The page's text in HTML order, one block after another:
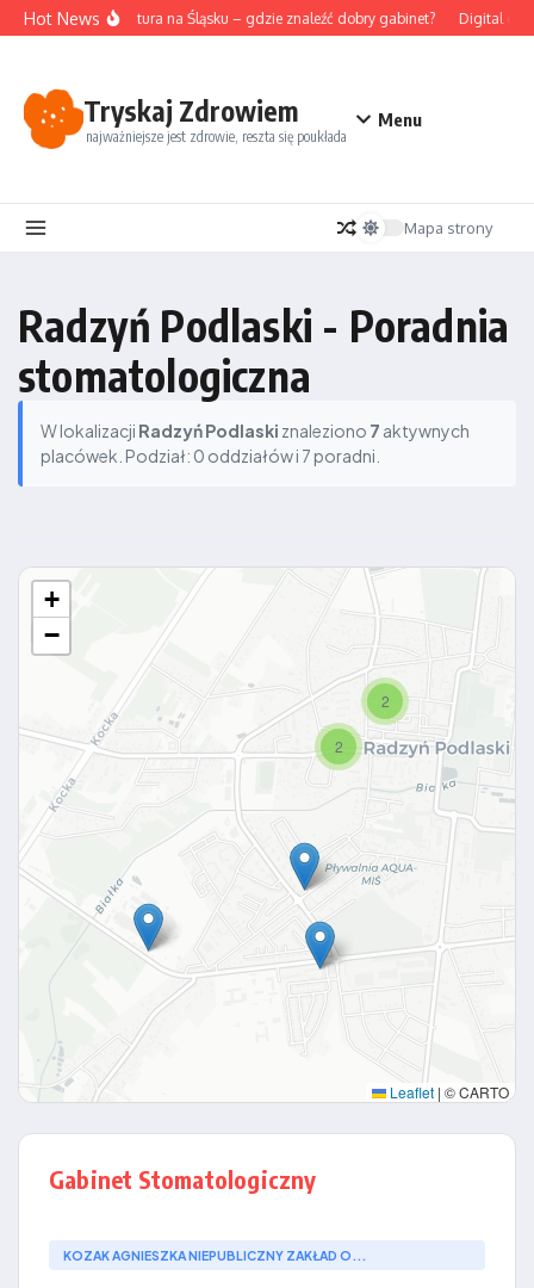
Przejdź do treści
Hot NewsAkupunktura na Śląsku – gdzie znaleźć dobry gabinet? Digital
Tryskaj Zdrowiem
najważniejsze jest zdrowie, reszta się poukłada
Menu
Mapa strony
Radzyń Podlaski - Poradnia
stomatologiczna
W lokalizacji Radzyń Podlaski znaleziono 7 aktywnych
placówek. Podział: 0 oddziałów i 7 poradni.
2
2
+
−
Leaflet | © CARTO
Gabinet Stomatologiczny
KOZAK AGNIESZKA NIEPUBLICZNY ZAKŁAD O...